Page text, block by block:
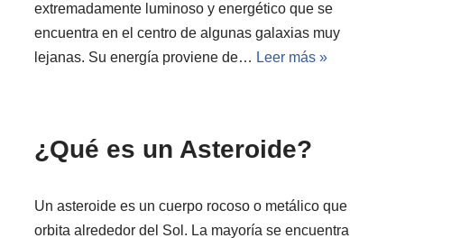
extremadamente luminoso y energético que se
encuentra en el centro de algunas galaxias muy
lejanas. Su energía proviene de… Leer más »
¿Qué es un Asteroide?
Un asteroide es un cuerpo rocoso o metálico que
orbita alrededor del Sol. La mayoría se encuentra